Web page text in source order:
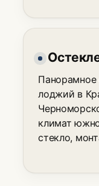
Панорамное
лоджий в
климат
стекло,